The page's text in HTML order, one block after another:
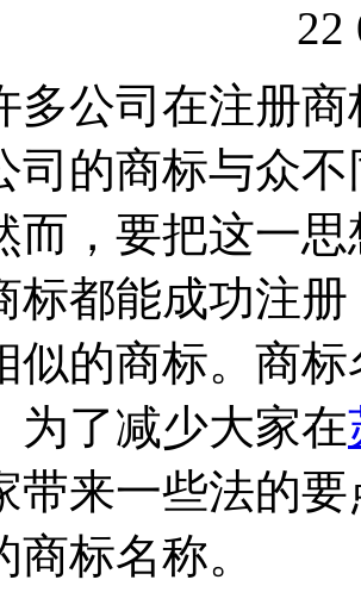
22
多公司在注册
司的商标与众
而，要把这一
标都能成功注
似的商标。商
为了减少大家在
带来一些法的
标名称。